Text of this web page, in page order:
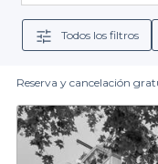
Todos los filtros
Reserva y cancelación